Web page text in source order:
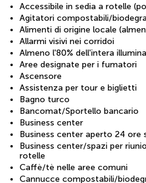
Accessibile in sedia a rotelle
Agitatori compostabili/
Alimenti di origine locale
Allarmi visivi nei corridoi
Almeno l'80% dell'intera
Aree designate per i fumatori
Ascensore
Assistenza per tour e biglietti
Bagno turco
Bancomat/Sportello bancario
Business center
Business center aperto 24 ore
Business center/spazi per
rotelle
Caffè/tè nelle aree comuni
Cannucce compostabili/